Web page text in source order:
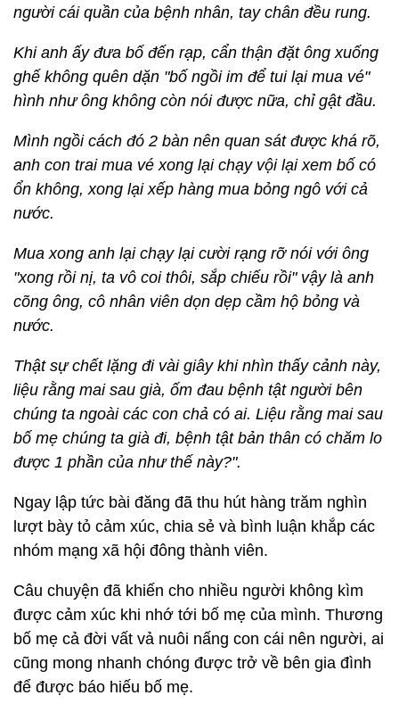
người cái quần của bệnh nhân, tay chân đều rung.
Khi anh ấy đưa bố đến rạp, cẩn thận đặt ông xuống
ghế không quên dặn "bố ngồi im để tui lại mua vé"
hình như ông không còn nói được nữa, chỉ gật đầu.
Mình ngồi cách đó 2 bàn nên quan sát được khá rõ,
anh con trai mua vé xong lại chạy vội lại xem bố có
ổn không, xong lại xếp hàng mua bỏng ngô với cả
nước.
Mua xong anh lại chạy lại cười rạng rỡ nói với ông
"xong rồi nị, ta vô coi thôi, sắp chiếu rồi" vậy là anh
cõng ông, cô nhân viên dọn dẹp cầm hộ bỏng và
nước.
Thật sự chết lặng đi vài giây khi nhìn thấy cảnh này,
liệu rằng mai sau già, ốm đau bệnh tật người bên
chúng ta ngoài các con chả có ai. Liệu rằng mai sau
bố mẹ chúng ta già đi, bệnh tật bản thân có chăm lo
được 1 phần của như thế này?".
Ngay lập tức bài đăng đã thu hút hàng trăm nghìn
lượt bày tỏ cảm xúc, chia sẻ và bình luận khắp các
nhóm mạng xã hội đông thành viên.
Câu chuyện đã khiến cho nhiều người không kìm
được cảm xúc khi nhớ tới bố mẹ của mình. Thương
bố mẹ cả đời vất vả nuôi nấng con cái nên người, ai
cũng mong nhanh chóng được trở về bên gia đình
để được báo hiếu bố mẹ.